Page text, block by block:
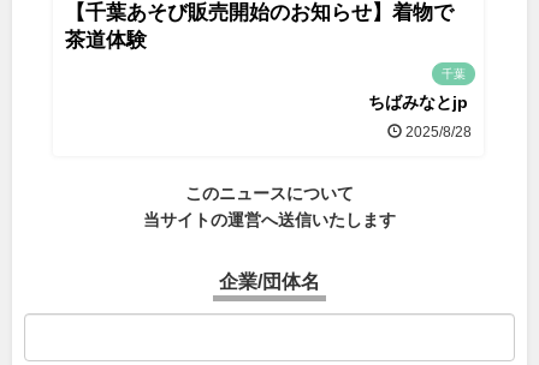
【千葉あそび販売開始のお知らせ】着物で
茶道体験
千葉
ちばみなとjp
2025/8/28
このニュースについて
当サイトの運営へ送信いたします
企業/団体名